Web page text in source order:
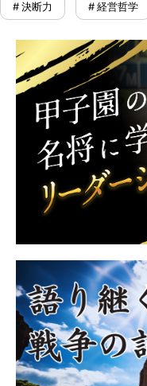
# 決断力 # 経営哲学